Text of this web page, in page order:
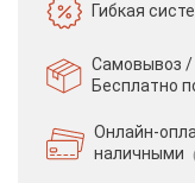
Гибкая
Самовывоз /
Бесплатно
Онлайн-
наличными